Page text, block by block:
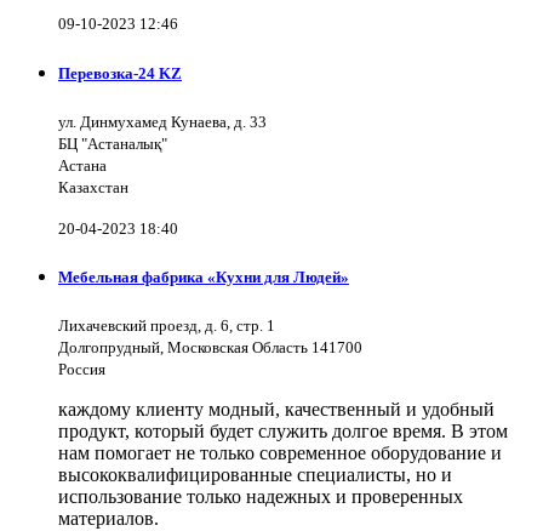
09-10-2023 12:46
Перевозка-24 KZ
ул. Динмухамед Кунаева, д. 33
БЦ "Астаналық"
Астана
Казахстан
20-04-2023 18:40
Мебельная фабрика «Кухни для Людей»
Лихачевский проезд, д. 6, стр. 1
Долгопрудный, Московская Область 141700
Россия
каждому клиенту модный, качественный и удобный
продукт, который будет служить долгое время. В этом
нам помогает не только современное оборудование и
высококвалифицированные специалисты, но и
использование только надежных и проверенных
материалов.